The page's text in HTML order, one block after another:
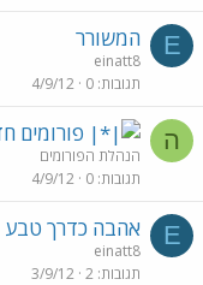
E המשורר
einatt8
תגובות 0
4/9/12
ה פורומים
הנהלת הפורומים
תגובות 0
4/9/12
E אהבה כדרך טבע
einatt8
תגובות 2
3/9/12